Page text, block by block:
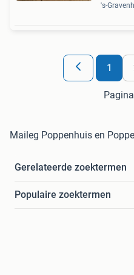
's-
1
Maileg Poppenhuis en
Gerelateerde zoektermen
Populaire zoektermen